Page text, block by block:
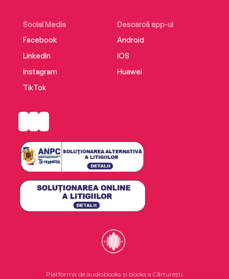
Social Media
Facebook
LinkedIn
Instagram
TikTok
Descarcă app-ul
Android
iOS
Huawei
Platforma de audiobooks și books a Cărturești.